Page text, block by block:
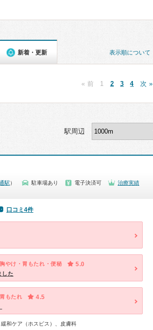
表示順について
新着・更新
« 前 1 2 3 4 次 »
駅周辺
駅 ） 駐車場あり 電子決済可
治療実績
口コミ4件
やけ・胃もたれ・便秘 5.0
した
もたれ 4.5
和ケア（ホスピス）、皮膚科